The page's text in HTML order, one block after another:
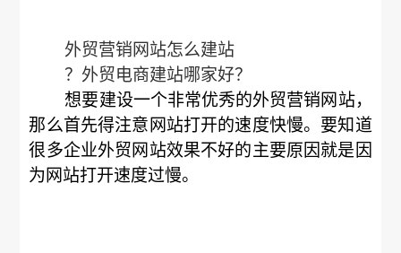
外贸营销网站怎么建站
？外贸电商建站哪家好？
想要建设一个非常优秀的外贸营销网站，
那么首先得注意网站打开的速度快慢。要知道
很多企业外贸网站效果不好的主要原因就是因
为网站打开速度过慢。